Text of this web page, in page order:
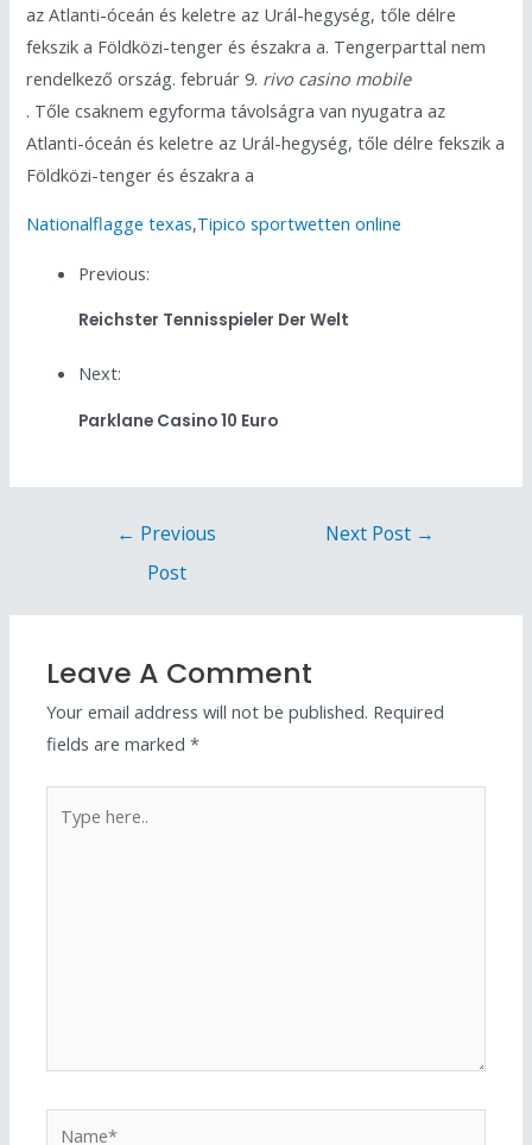
az Atlanti-óceán és keletre az Urál-hegység, tőle délre
fekszik a Földközi-tenger és északra a. Tengerparttal nem
rendelkező ország. február 9. rivo casino mobile
. Tőle csaknem egyforma távolságra van nyugatra az
Atlanti-óceán és keletre az Urál-hegység, tőle délre fekszik a
Földközi-tenger és északra a
Nationalflagge texas,Tipico sportwetten online
Previous:
Reichster Tennisspieler Der Welt
Next:
Parklane Casino 10 Euro
← Previous
Post
Next Post →
Leave A Comment
Your email address will not be published. Required
fields are marked*